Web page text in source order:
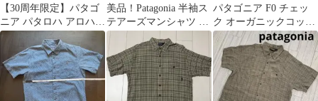
【30周年限定】パタゴ
ニア パタロハ アロハシ
ャツ ネイビー S
美品！Patagonia 半袖ス
テアーズマンシャツ 総
柄 S
パタゴニア F0 チェッ
ク オーガニックコット
ンシャツ XL patagonia